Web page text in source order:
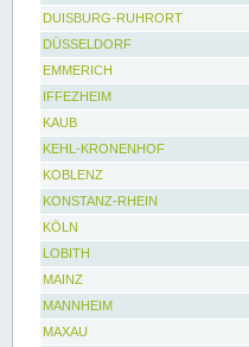
DUISBURG-RUHRORT
DÜSSELDORF
EMMERICH
IFFEZHEIM
KAUB
KEHL-KRONENHOF
KOBLENZ
KONSTANZ-RHEIN
KÖLN
LOBITH
MAINZ
MANNHEIM
MAXAU